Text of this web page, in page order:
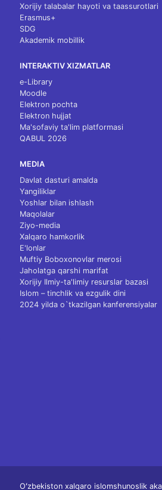
Xorijiy talabalar hayoti va taassurotlari
Erasmus+
SDG
Akademik mobillik
INTERAKTIV XIZMATLAR
e-Library
Moodle
Elektron pochta
Elektron hujjat
Ma'sofaviy ta'lim platformasi
QABUL 2026
MEDIA
Davlat dasturi amalda
Yangiliklar
Yoshlar bilan ishlash
Maqolalar
Ziyo-media
Xalqaro hamkorlik
E'lonlar
Muftiy Boboxonovlar merosi
Jaholatga qarshi marifat
Xorijiy Ilmiy-ta'limiy resurslar bazasi
Islom – tinchlik va ezgulik dini
2024 yilda o`tkazilgan kanferensiyalar
Oʻzbekiston xalqaro islomshunoslik